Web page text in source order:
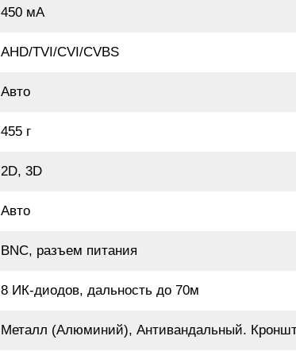
450 мА
AHD/TVI/CVI/CVBS
Авто
455 г
2D, 3D
Авто
BNC, разъем питания
8 ИК-диодов, дальность до 70м
Металл (Алюминий), Антивандальный.